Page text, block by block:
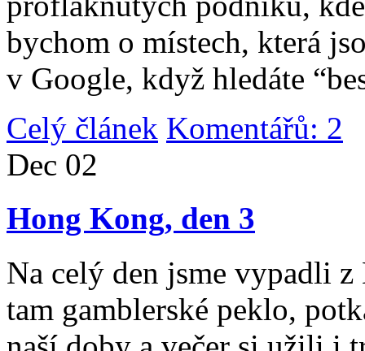
bychom o místech, která
v Google, když hledáte
Celý článek Komentářů: 2
Dec 02
Hong Kong, den 3
Na celý den jsme vypadli
tam gamblerské peklo,